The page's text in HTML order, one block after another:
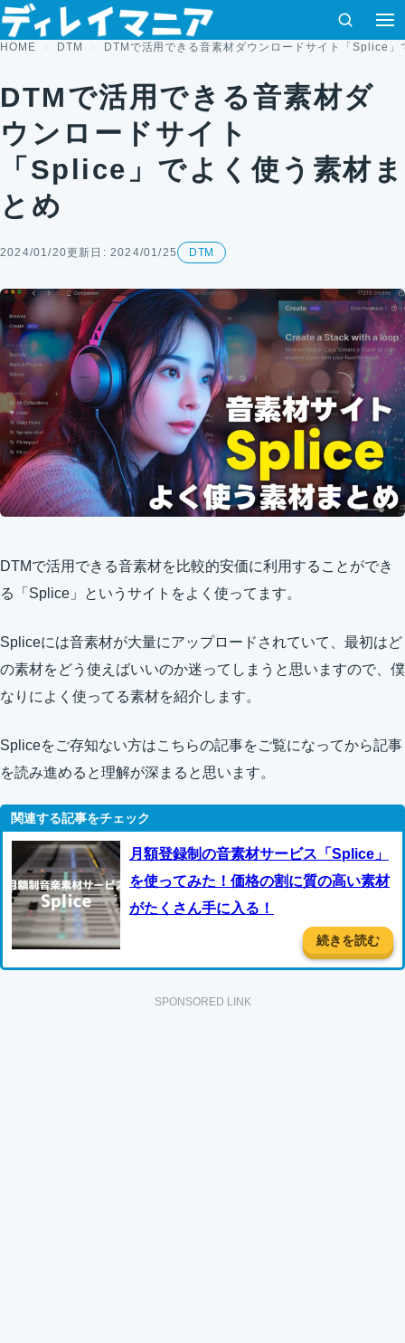
コンテンツへスキップ
検索
HOME DTM DTMで活用できる音素材ダウンロードサイト「Splice」
DTMで活用できる音素材ダ
ウンロードサイト
「Splice」でよく使う素材ま
とめ
2024/01/20更新日: 2024/01/25 DTM
DTMで活用できる音素材を比較的安価に利用することができ
る「Splice」というサイトをよく使ってます。
Spliceには音素材が大量にアップロードされていて、最初はど
の素材をどう使えばいいのか迷ってしまうと思いますので、僕
なりによく使ってる素材を紹介します。
Spliceをご存知ない方はこちらの記事をご覧になってから記事
を読み進めると理解が深まると思います。
月額登録制の音素材サービス「Splice」
を使ってみた！価格の割に質の高い素材
がたくさん手に入る！
続きを読む
SPONSORED LINK